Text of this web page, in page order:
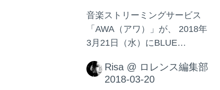
音楽ストリーミングサービス
「AWA（アワ）」が、 2018年
3月21日（水）にBLUE
したプレイリスト「Night
Drive Music」を公開。 超キャ
Risa @ ロレンス編集部